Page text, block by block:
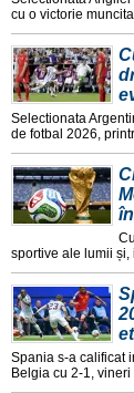
cu o victorie
Selectionata
de fotbal 2026,
sportive ale lumii și,
Spania s-a calificat
Belgia cu 2-1,